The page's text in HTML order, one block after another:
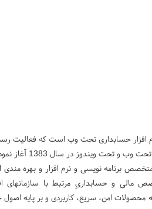
افزار حسابداری تحت وب است که فعالیت
را در زمینه تولید نرم افزارهای تحت وب و
برنامه نویسی و نرم افزار و بهره مندی
مالی و حسابداریِ مرتبط با سازمانهای
محصولات امن، سریع، کاربردی و بر پایه اصول